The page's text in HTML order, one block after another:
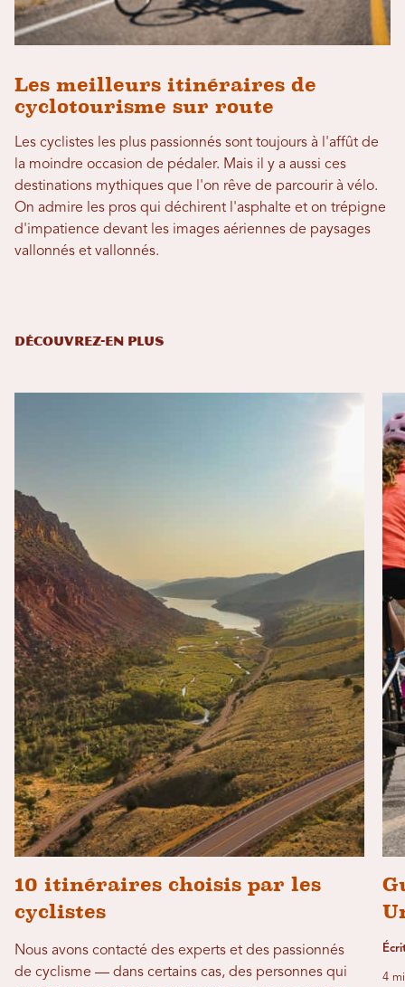
Les meilleurs itinéraires de
cyclotourisme sur route
Les cyclistes les plus passionnés sont toujours à l'affût de
la moindre occasion de pédaler. Mais il y a aussi ces
destinations mythiques que l'on rêve de parcourir à vélo.
On admire les pros qui déchirent l'asphalte et on trépigne
d'impatience devant les images aériennes de paysages
vallonnés et vallonnés.
DÉCOUVREZ-EN PLUS
10 itinéraires choisis par les
cyclistes
Nous avons contacté des experts et des passionnés
de cyclisme — dans certains cas, des personnes qui
4